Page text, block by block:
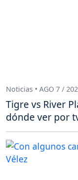
Noticias • AGO 7 /
Tigre vs River
dónde ver por